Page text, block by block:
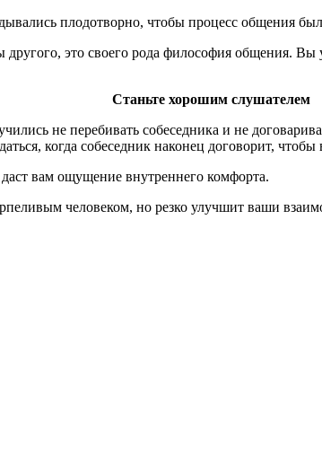
плодотворно, чтобы процесс общения
это своего рода философия общения. Вы
Станьте хорошим слушателем
не перебивать собеседника и не
когда собеседник наконец договорит, чтобы
вам ощущение внутреннего комфорта.
человеком, но резко улучшит ваши